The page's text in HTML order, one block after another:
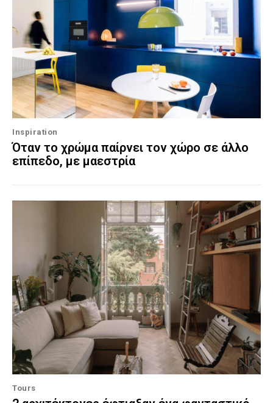
Inspiration
Όταν το χρώμα παίρνει τον χώρο σε άλλο
επίπεδο, με μαεστρία
Tours